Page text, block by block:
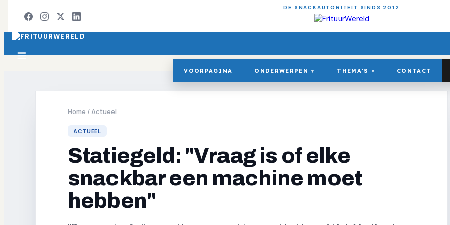
DE SNACKAUTORITEIT SINDS 2012
VOORPAGINA ONDERWERPEN ▾ THEMA'S ▾ CONTACT
Home /Actueel
ACTUEEL
Statiegeld: "Vraag is of elke
snackbar een machine moet
hebben"